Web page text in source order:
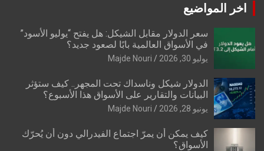
اخر المواضيع
سعر الدولار مقابل الشيكل: هل يفتح “يوليو الأسود”
في الأسواق العالمية بابًا لصعود جديد؟
يوليو 30, 2026 Majde Nouri
الدولار شيكل وناسداك تحت المجهر.. كيف ستؤثر
البيانات والتقارير على الأسواق هذا الأسبوع؟
يونيو 28, 2026 Majde Nouri
كيف يمكن أن يمرّ اجتماع الفيدرالي دون أن يُحرّك
الأسواق؟